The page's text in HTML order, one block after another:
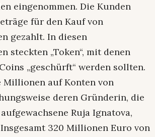
eingenommen. Die Kunden
für den Kauf von
gezahlt. In diesen
steckten „Token“, mit denen
„geschürft“ werden sollten.
Millionen auf Konten von
deren Gründerin, die
Ruja Ignatova,
320 Millionen Euro von